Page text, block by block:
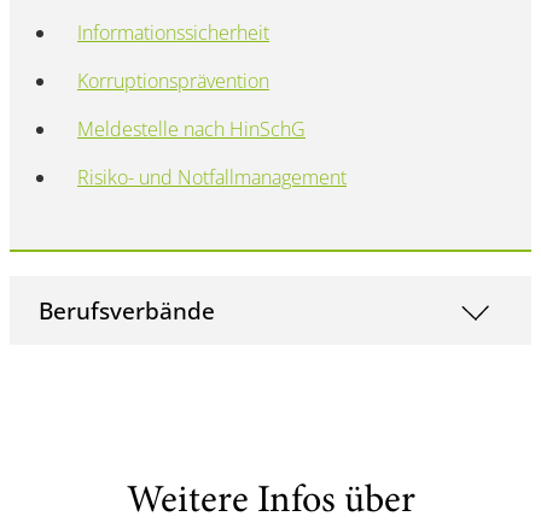
Informationssicherheit
Korruptionsprävention
Meldestelle nach HinSchG
Risiko- und Notfallmanagement
Berufsverbände
Weitere Infos über